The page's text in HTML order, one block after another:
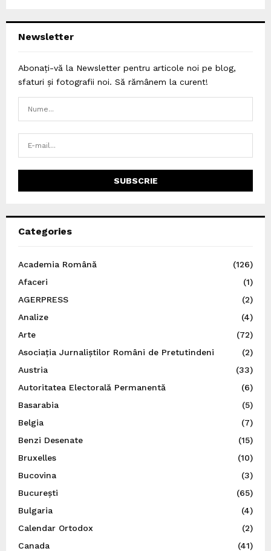
Newsletter
Abonați-vă la Newsletter pentru articole noi pe blog,
sfaturi și fotografii noi. Să rămânem la curent!
Categories
Academia Română
(126)
Afaceri
(1)
AGERPRESS
(2)
Analize
(4)
Arte
(72)
Asociația Jurnaliștilor Români de Pretutindeni
(2)
Austria
(33)
Autoritatea Electorală Permanentă
(6)
Basarabia
(5)
Belgia
(7)
Benzi Desenate
(15)
Bruxelles
(10)
Bucovina
(3)
București
(65)
Bulgaria
(4)
Calendar Ortodox
(2)
Canada
(41)